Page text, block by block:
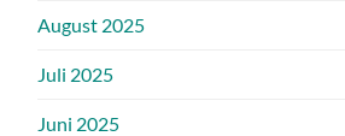
August 2025
Juli 2025
Juni 2025